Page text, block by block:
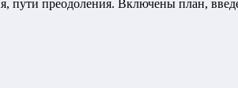
пути преодоления. Включены план,